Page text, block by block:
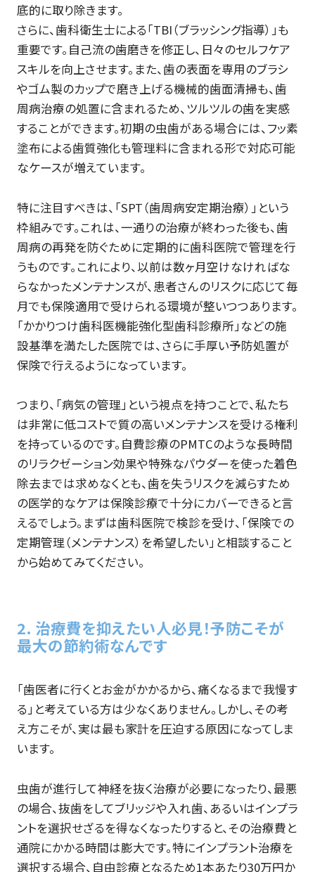
底的に取り除きます。
さらに、歯科衛生士による「TBI（ブラッシング指導）」も
重要です。自己流の歯磨きを修正し、日々のセルフケア
スキルを向上させます。また、歯の表面を専用のブラシ
やゴム製のカップで磨き上げる機械的歯面清掃も、歯
周病治療の処置に含まれるため、ツルツルの歯を実感
することができます。初期の虫歯がある場合には、フッ素
塗布による歯質強化も管理料に含まれる形で対応可能
なケースが増えています。
特に注目すべきは、「SPT（歯周病安定期治療）」という
枠組みです。これは、一通りの治療が終わった後も、歯
周病の再発を防ぐために定期的に歯科医院で管理を行
うものです。これにより、以前は数ヶ月空けなければな
らなかったメンテナンスが、患者さんのリスクに応じて毎
月でも保険適用で受けられる環境が整いつつあります。
「かかりつけ歯科医機能強化型歯科診療所」などの施
設基準を満たした医院では、さらに手厚い予防処置が
保険で行えるようになっています。
つまり、「病気の管理」という視点を持つことで、私たち
は非常に低コストで質の高いメンテナンスを受ける権利
を持っているのです。自費診療のPMTCのような長時間
のリラクゼーション効果や特殊なパウダーを使った着色
除去までは求めなくとも、歯を失うリスクを減らすため
の医学的なケアは保険診療で十分にカバーできると言
えるでしょう。まずは歯科医院で検診を受け、「保険での
定期管理（メンテナンス）を希望したい」と相談すること
から始めてみてください。
2. 治療費を抑えたい人必見！予防こそが
最大の節約術なんです
「歯医者に行くとお金がかかるから、痛くなるまで我慢す
る」と考えている方は少なくありません。しかし、その考
え方こそが、実は最も家計を圧迫する原因になってしま
います。
虫歯が進行して神経を抜く治療が必要になったり、最悪
の場合、抜歯をしてブリッジや入れ歯、あるいはインプラ
ントを選択せざるを得なくなったりすると、その治療費と
通院にかかる時間は膨大です。特にインプラント治療を
選択する場合、自由診療となるため1本あたり30万円か